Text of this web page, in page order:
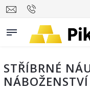
STŘÍBRNÉ
NÁBOŽENSTVÍ